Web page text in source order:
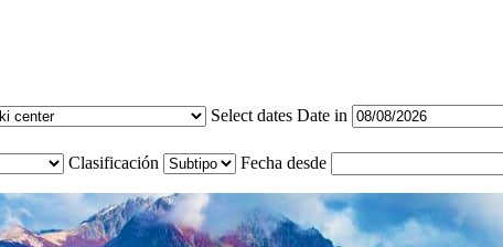
Select dates Date in
Clasificación Fecha desde